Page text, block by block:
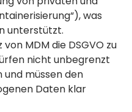
was
unterstützt.
MDM die DSGVO zu
nicht unbegrenzt
müssen den
Daten klar